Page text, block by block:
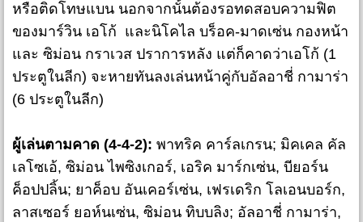
หรือติดโทษแบน นอกจากนั้นต้องรอทดสอบความฟิต
ของมาร์วิน เอโก้ และนิโคไล บร็อค-มาดเซ่น กองหน้า
และ ซิม่อน กราเวส ปราการหลัง แต่ก็คาดว่าเอโก้ (1
ประตูในลีก) จะหายทันลงเล่นหน้าคู่กับอัลอาชี่ กามาร่า
(6 ประตูในลีก)
ผู้เล่นตามคาด (4-4-2): พาทริค คาร์ลเกรน; มิคเคล คัล
เลโซเอ้, ซิม่อน ไพซิงเกอร์, เอริค มาร์กเซ่น, บียอร์น
ค็อปปลิ้น; ยาค็อบ อันเคอร์เซ่น, เฟรเดริก โลเอนบอร์ก,
ลาสเซอร์ ยอห์นเซ่น, ซิม่อน ทิบบลิง; อัลอาชี่ กามาร่า,